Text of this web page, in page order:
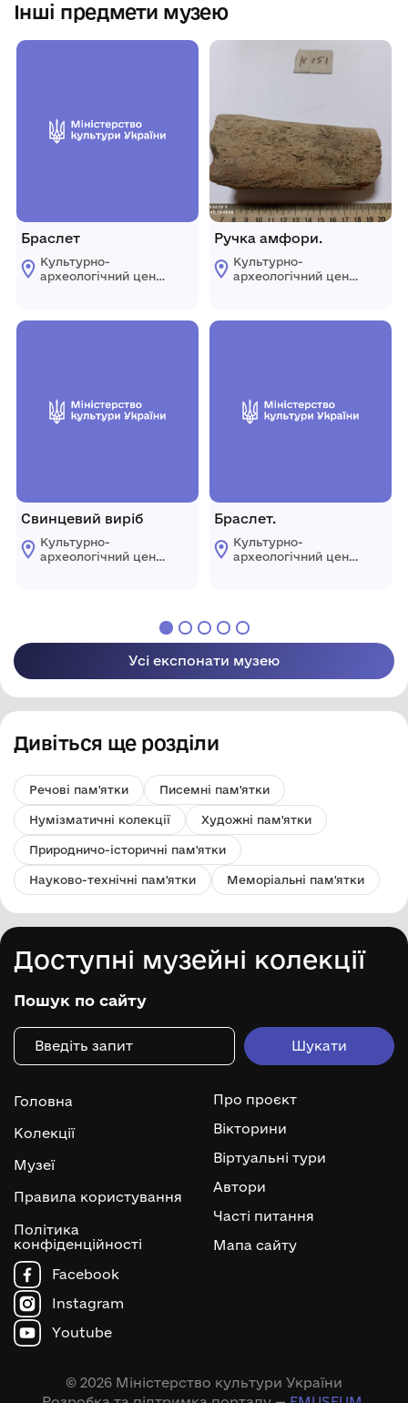
Інші предмети музею
Браслет
Культурно-
археологічний центр
ради
Свинцевий виріб
Культурно-
археологічний центр
Ручка амфори.
Культурно-
археологічний центр
ради
Браслет.
Культурно-
археологічний центр
Усі експонати музею
Дивіться ще розділи
Речові пам'ятки Писемні пам'ятки
Нумізматичні колекції Художні пам'ятки
Природничо-історичні пам'ятки
Науково-технічні пам'ятки Меморіальні пам'ятки
Доступні музейні колекції
Пошук по сайту
Головна
Колекції
Музеї
Правила користування
Політика
конфіденційності
Про проєкт
Вікторини
Віртуальні тури
Автори
Часті питання
Мапа сайту
Facebook
Instagram
Youtube
© 2026 Міністерство культури України